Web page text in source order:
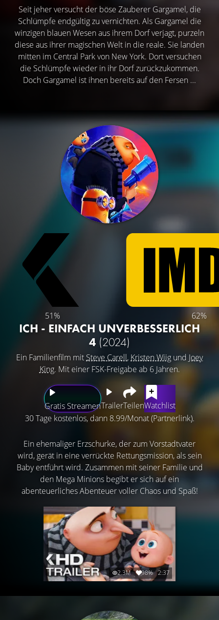
Seit jeher versucht der böse Zauberer Gargamel, die
Schlümpfe endgültig zu vernichten. Als Gargamel die
winzigen blauen Wesen aus ihrem Dorf verjagt, purzeln
diese aus ihrer magischen Welt in die reale. Sie landen
mitten im Central Park von New York. Dort versuchen
die Schlümpfe wieder in ihr Dorf zurückzukommen.
Doch Gargamel ist ihnen bereits auf den Fersen ...
51% 62%
ICH - EINFACH UNVERBESSERLICH
4 (2024)
Ein Familienfilm mit Steve Carell, Kristen Wiig und Joey
King. Mit einer FSK-Freigabe ab 6 Jahren.
Gratis StreamenTrailerTeilenWatchlist
30 Tage kostenlos, dann 8.99/Monat (Partnerlink).
Ein ehemaliger Erzschurke, der zum Vorstadtvater
wird, gerät in eine verrückte Rettungsmission, als sein
Baby entführt wird. Zusammen mit seiner Familie und
den Mega Minions begibt er sich auf ein
abenteuerliches Abenteuer voller Chaos und Spaß!
2.3M 98% 2:37